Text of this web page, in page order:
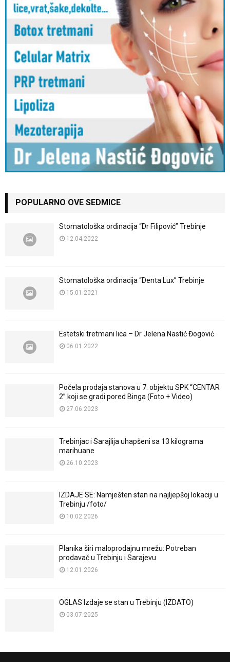
POPULARNO OVE SEDMICE
Stomatološka ordinacija “Dr Filipović” Trebinje
12.04.2022
Stomatološka ordinacija “Denta Lux” Trebinje
15.01.2021
Estetski tretmani lica – Dr Jelena Nastić Đogović
06.01.2022
Počela prodaja stanova u 7. objektu SPK “CENTAR
2” koji se gradi pored Binga (Foto + Video)
27.06.2023
Trebinjac i Sarajlija uhapšeni sa 13 kilograma
marihuane
26.10.2023
IZDAJE SE: Namješten stan na najljepšoj lokaciji u
Trebinju /foto/
10.02.2026
Planika širi maloprodajnu mrežu: Potreban
prodavač u Trebinju i Sarajevu
12.01.2026
OGLAS Izdaje se stan u Trebinju (IZDATO)
03.07.2025